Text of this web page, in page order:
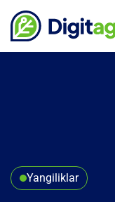
Yangiliklar